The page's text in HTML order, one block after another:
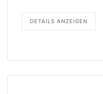
DETAILS ANZEIGEN